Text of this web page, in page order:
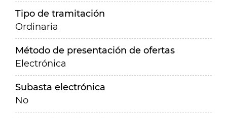
Tipo de tramitación
Ordinaria
Método de presentación de ofertas
Electrónica
Subasta electrónica
No